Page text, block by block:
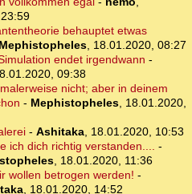
behauptet etwas
Mephistopheles, 18.01.2020, 08:27
endet irgendwann -
09:38
nicht; aber in deinem
- Mephistopheles, 18.01.2020,
- Ashitaka, 18.01.2020, 10:53
ich dich richtig verstanden.... -
, 18.01.2020, 11:36
wollen betrogen werden! -
, 18.01.2020, 14:52